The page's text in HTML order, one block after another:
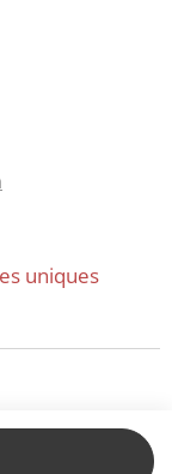
uniques